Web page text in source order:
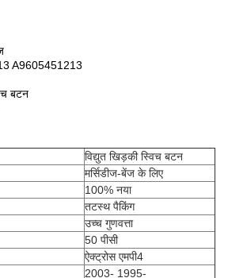
A9605451213
बटन
विद्युत खिड़की स्विच बटन
मर्सिडीज-बेंज के लिए
100% नया
तटस्थ पैकिंग
उच्च गुणवत्ता
50 पीसी
ऐक्ट्रोस एमपी4
2003- 1995-